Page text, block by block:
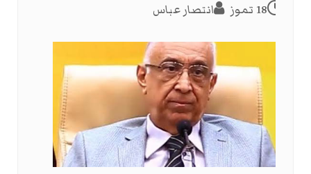
18 تموز انتصار عباس